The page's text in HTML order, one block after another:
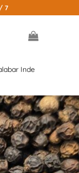
7
Inde